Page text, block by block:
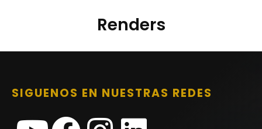
Renders
SIGUENOS EN NUESTRAS REDES